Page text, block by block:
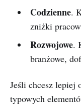
Codzienne.
zniżki
Rozwojowe.
branżowe,
Jeśli chcesz lepiej
typowych